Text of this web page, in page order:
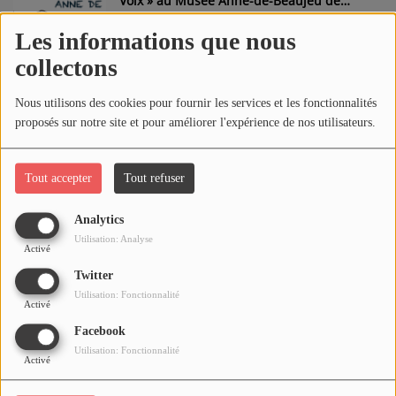
Les informations que nous
collectons
Nous utilisons des cookies pour fournir les services et les fonctionnalités
proposés sur notre site et pour améliorer l'expérience de nos utilisateurs.
Tout accepter Tout refuser
Analytics
Activé
Utilisation: Analyse
Twitter
Activé
Utilisation: Fonctionnalité
Facebook
Activé
Utilisation: Fonctionnalité
Moulins
Congrès de Vichy
23 AOÛT 2026
Concert du Vichy Jazz Band à l'Opéra de
Vichy
l'Esplanade du Casino de Néris-les-Bains